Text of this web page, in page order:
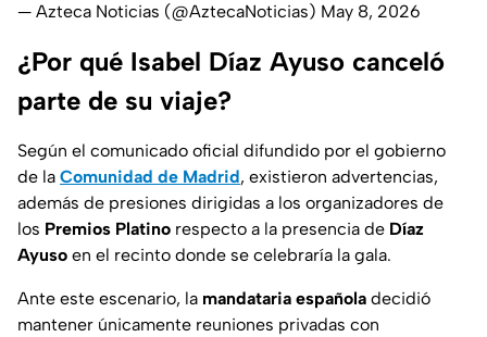
— Azteca Noticias (@AztecaNoticias) May 8, 2026
¿Por qué Isabel Díaz Ayuso canceló
parte de su viaje?
Según el comunicado oficial difundido por el gobierno
de la Comunidad de Madrid, existieron advertencias,
además de presiones dirigidas a los organizadores de
los Premios Platino respecto a la presencia de Díaz
Ayuso en el recinto donde se celebraría la gala.
Ante este escenario, la mandataria española decidió
mantener únicamente reuniones privadas con